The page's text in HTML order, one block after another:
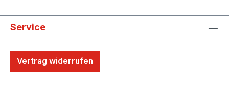
Service
Vertrag widerrufen